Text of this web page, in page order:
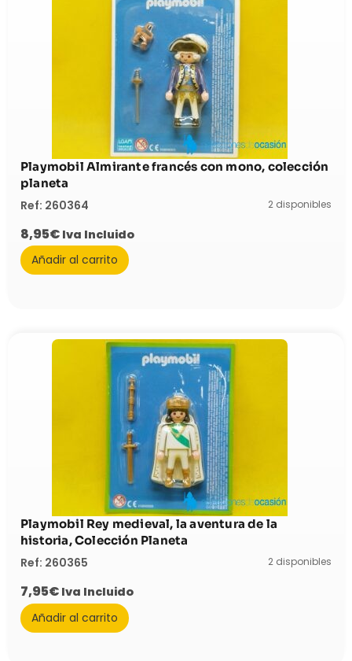
Playmobil Almirante francés con mono, colección
planeta
Ref: 260364 2 disponibles
8,95€ Iva Incluido
Añadir al carrito
Playmobil Rey medieval, la aventura de la
historia, Colección Planeta
Ref: 260365 2 disponibles
7,95€ Iva Incluido
Añadir al carrito